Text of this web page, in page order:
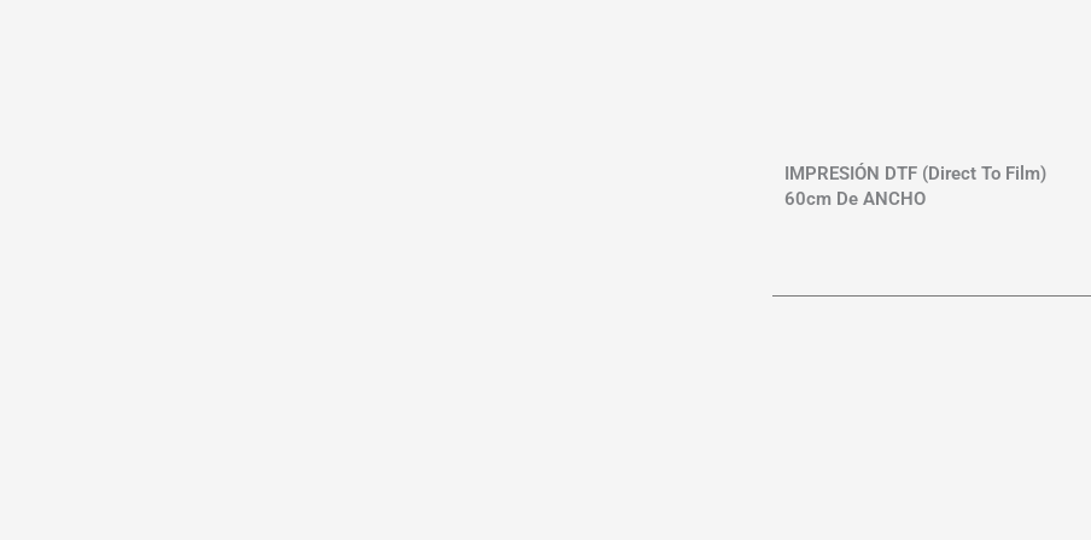
IMPRESIÓN DTF (Direct To Film)
60cm De ANCHO